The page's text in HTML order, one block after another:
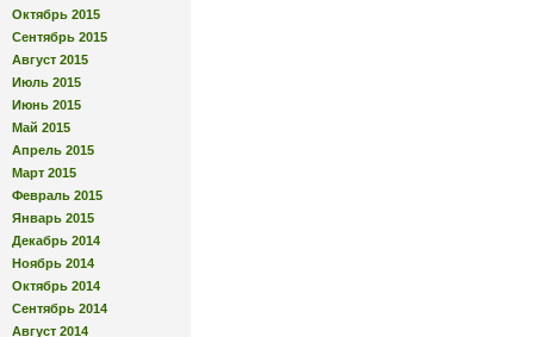
Октябрь 2015
Сентябрь 2015
Август 2015
Июль 2015
Июнь 2015
Май 2015
Апрель 2015
Март 2015
Февраль 2015
Январь 2015
Декабрь 2014
Ноябрь 2014
Октябрь 2014
Сентябрь 2014
Август 2014